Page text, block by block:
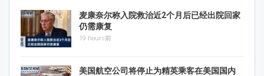
麦康奈尔称入院救治近2个月后已经出院回家
仍需康复
19 hours前
美国航空公司将停止为精英乘客在美国国内